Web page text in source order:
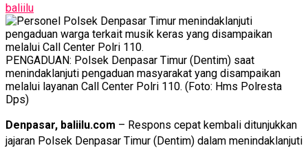
baliilu
PENGADUAN: Polsek Denpasar Timur (Dentim) saat
menindaklanjuti pengaduan masyarakat yang disampaikan
melalui layanan Call Center Polri 110. (Foto: Hms Polresta
Dps)
Denpasar, baliilu.com – Respons cepat kembali ditunjukkan
jajaran Polsek Denpasar Timur (Dentim) dalam menindaklanjuti